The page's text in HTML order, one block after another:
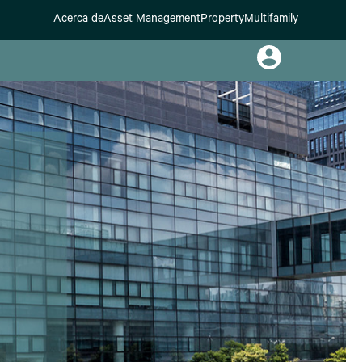
Acerca deAsset ManagementPropertyMultifamily